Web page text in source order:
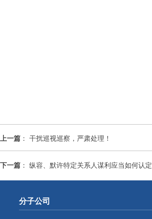
上一篇 ： 干扰巡视巡察，严肃处理！
下一篇 ： 纵容、默许特定关系人谋利应当如何认定
分子公司